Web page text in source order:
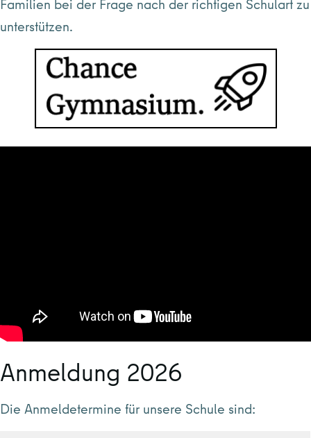
Familien bei der Frage nach der richtigen Schulart zu
unterstützen.
Anmeldung 2026
Die Anmeldetermine für unsere Schule sind: